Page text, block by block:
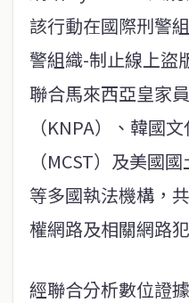
該行動在國際刑警
警組織-制止線上盜
聯合馬來西亞皇家
（KNPA）、韓國
（MCST）及美國
等多國執法機構，
權網路及相關網路
經聯合分析數位證